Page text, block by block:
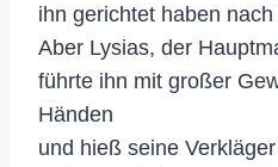
ihn gerichtet haben
Aber Lysias, der
führte ihn mit großer
Händen
und hieß seine